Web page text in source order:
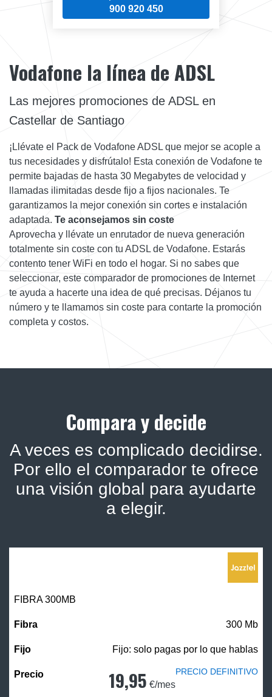
900 920 450
Vodafone la línea de ADSL
Las mejores promociones de ADSL en
Castellar de Santiago
¡Llévate el Pack de Vodafone ADSL que mejor se acople a
tus necesidades y disfrútalo! Esta conexión de Vodafone te
permite bajadas de hasta 30 Megabytes de velocidad y
llamadas ilimitadas desde fijo a fijos nacionales. Te
garantizamos la mejor conexión sin cortes e instalación
adaptada. Te aconsejamos sin coste
Aprovecha y llévate un enrutador de nueva generación
totalmente sin coste con tu ADSL de Vodafone. Estarás
contento tener WiFi en todo el hogar. Si no sabes que
seleccionar, este comparador de promociones de Internet
te ayuda a hacerte una idea de qué precisas. Déjanos tu
número y te llamamos sin coste para contarte la promoción
completa y costos.
Compara y decide
A veces es complicado decidirse.
Por ello el comparador te ofrece
una visión global para ayudarte
a elegir.
FIBRA 300MB
300 Mb
Fijo: solo pagas por lo que hablas
19,95 €/mes
PRECIO DEFINITIVO